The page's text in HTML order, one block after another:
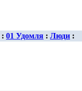
: 01 Удомля : Люди :